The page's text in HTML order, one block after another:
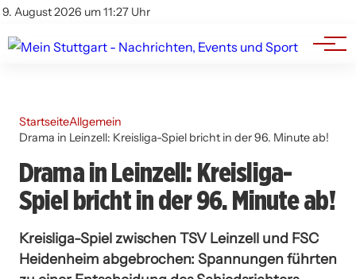
9. August 2026 um 11:27 Uhr
Impressum
Branchenbuch
Werbung
StartseiteAllgemein
Drama in Leinzell: Kreisliga-Spiel bricht in der 96. Minute ab!
Drama in Leinzell: Kreisliga-
Spiel bricht in der 96. Minute ab!
Kreisliga-Spiel zwischen TSV Leinzell und FSC
Heidenheim abgebrochen: Spannungen führten